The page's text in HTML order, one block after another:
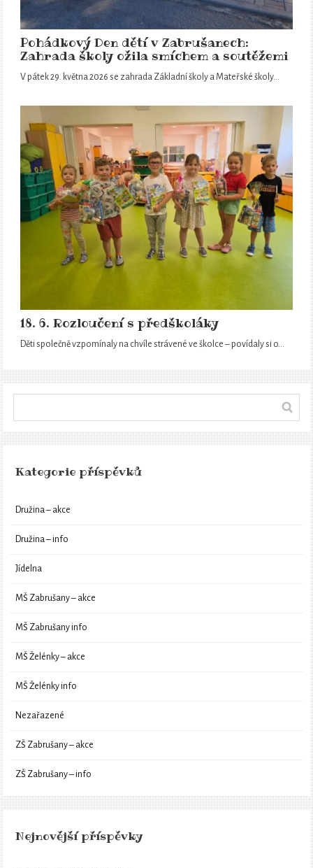
Pohádkový Den dětí v Zabrušanech:
Zahrada školy ožila smíchem a soutěžemi
V pátek 29. května 2026 se zahrada Základní školy a Mateřské školy…
18. 6. Rozloučení s předškoláky
Děti společně vzpomínaly na chvíle strávené ve školce – povídaly si o…
Kategorie příspěvků
Družina – akce
Družina – info
Jídelna
MŠ Zabrušany – akce
MŠ Zabrušany info
MŠ Želénky – akce
MŠ Želénky info
Nezařazené
ZŠ Zabrušany – akce
ZŠ Zabrušany – info
Nejnovější příspěvky